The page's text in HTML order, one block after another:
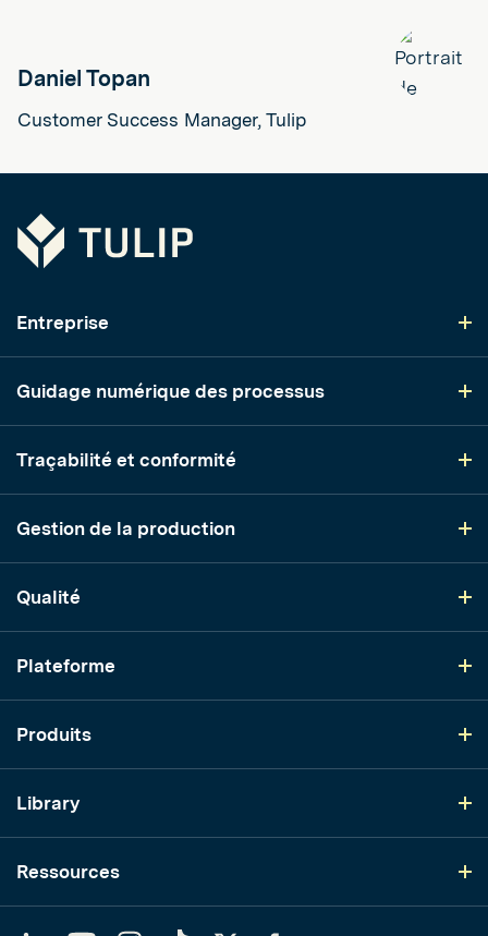
Daniel Topan
Customer Success Manager, Tulip
Tulip
Entreprise
Guidage numérique des processus
Traçabilité et conformité
Gestion de la production
Qualité
Plateforme
Produits
Library
Ressources
YouTubeInstagram
TikTok